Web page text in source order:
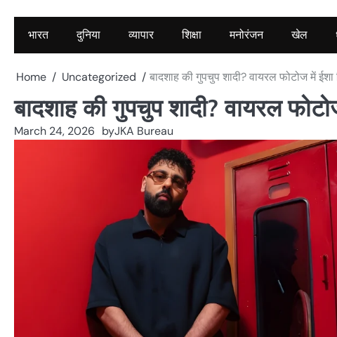
भारत दुनिया व्यापार शिक्षा मनोरंजन खेल
Home Uncategorized बादशाह की गुपचुप शादी? वायरल फोटोज में
बादशाह की गुपचुप शादी? वायरल
March 24, 2026 byJKA Bureau